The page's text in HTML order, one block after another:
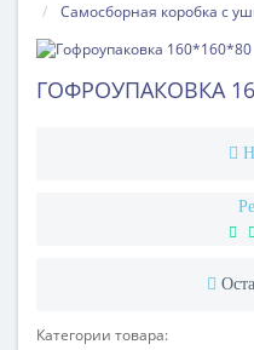
Самосборная коробка с
ГОФРОУПАКОВКА
Категории товара: